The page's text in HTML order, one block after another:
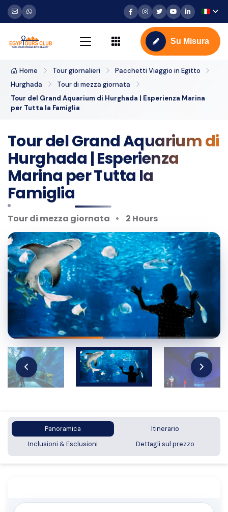
Su Misura
Home Tour giornalieri
Pacchetti Viaggio in Egitto
Hurghada
Tour di mezza giornata
Tour del Grand Aquarium di Hurghada | Esperienza Marina
per Tutta la Famiglia
Tour del Grand Aquarium di
Hurghada | Esperienza
Marina per Tutta la
Famiglia
Tour di mezza giornata 2 Hours
Panoramica
Itinerario
Inclusioni & Esclusioni
Dettagli sul prezzo